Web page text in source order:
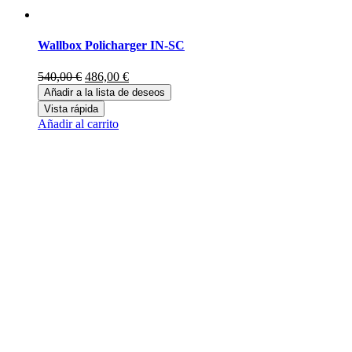
Wallbox Policharger IN-SC
540,00€ El
precio
original
era:
540,00 €.
486,00 €El
precio
actual
Añadir a la lista de deseos
Vista rápida
Añadir al carrito